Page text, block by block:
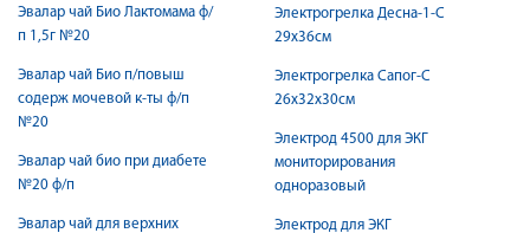
Эвалар чай Био Лактомама ф/
п 1,5г №20
Эвалар чай Био п/повыш
содерж мочевой к-ты ф/п
№20
Эвалар чай био при диабете
№20 ф/п
Эвалар чай для верхних
Электрогрелка Десна-1-С
29х36см
Электрогрелка Сапог-С
26х32х30см
Электрод 4500 для ЭКГ
мониторирования
одноразовый
Электрод для ЭКГ